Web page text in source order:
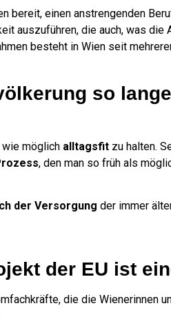
bereit, einen anstrengenden
auszuführen, die auch, was
besteht in Wien seit
so
möglich alltagsfit zu halten.
, den man so früh als
der Versorgung der immer
der EU ist
die die Wienerinnen